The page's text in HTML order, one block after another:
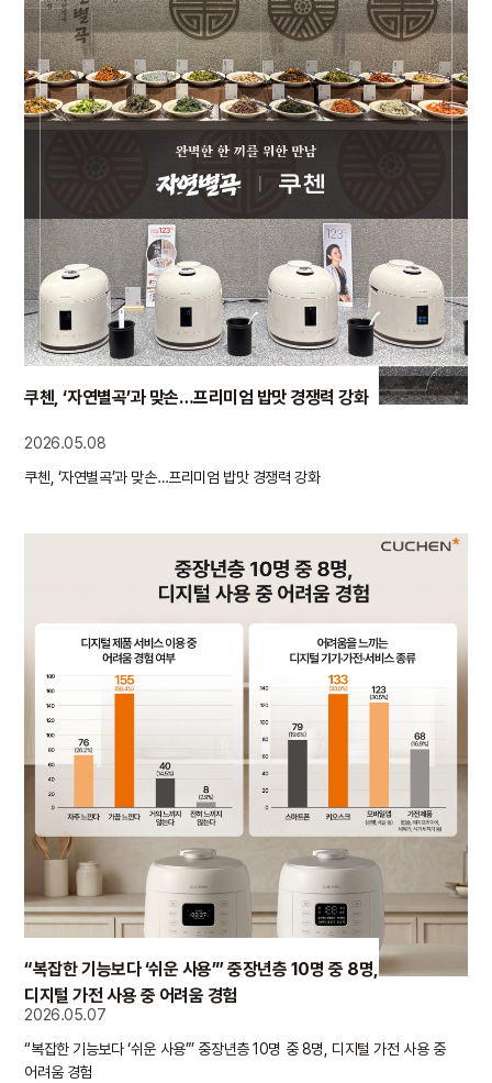
쿠첸, ‘자연별곡’과 맞손…프리미엄 밥맛 경쟁력 강화
2026.05.08
쿠첸, ‘자연별곡’과 맞손…프리미엄 밥맛 경쟁력 강화
“복잡한 기능보다 ‘쉬운 사용’” 중장년층 10명 중 8명,
디지털 가전 사용 중 어려움 경험
2026.05.07
“복잡한 기능보다 ‘쉬운 사용’” 중장년층 10명 중 8명, 디지털 가전 사용 중
어려움 경험